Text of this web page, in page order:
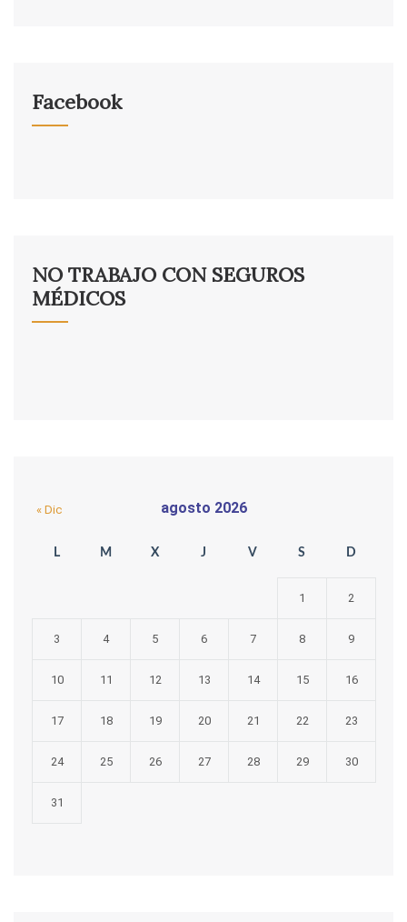
Facebook
NO TRABAJO CON SEGUROS
MÉDICOS
agosto 2026
L M X J V S D
1 2
3 4 5 6 7 8 9
10 11 12 13 14 15 16
17 18 19 20 21 22 23
24 25 26 27 28 29 30
31
« Dic